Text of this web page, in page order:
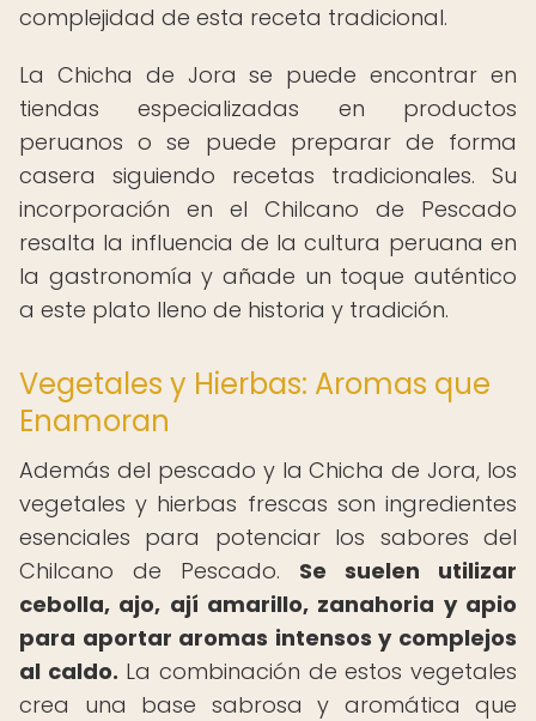
complejidad de esta receta tradicional.
La Chicha de Jora se puede encontrar en
tiendas especializadas en productos
peruanos o se puede preparar de forma
casera siguiendo recetas tradicionales. Su
incorporación en el Chilcano de Pescado
resalta la influencia de la cultura peruana en
la gastronomía y añade un toque auténtico
a este plato lleno de historia y tradición.
Vegetales y Hierbas: Aromas que
Enamoran
Además del pescado y la Chicha de Jora, los
vegetales y hierbas frescas son ingredientes
esenciales para potenciar los sabores del
Chilcano de Pescado. Se suelen utilizar
cebolla, ajo, ají amarillo, zanahoria y apio
para aportar aromas intensos y complejos
al caldo. La combinación de estos vegetales
crea una base sabrosa y aromática que